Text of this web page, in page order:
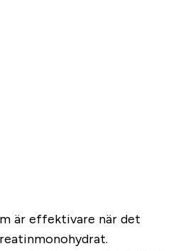
är effektivare när det